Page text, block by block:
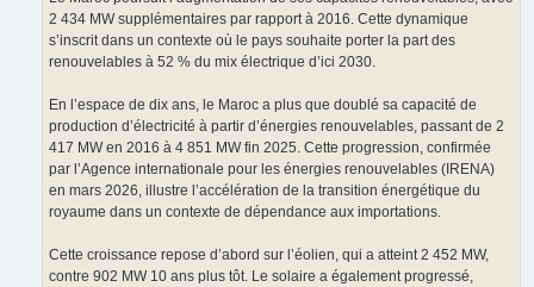
2 434 MW supplémentaires par rapport à 2016. Cette dynamique
s’inscrit dans un contexte où le pays souhaite porter la part des
renouvelables à 52 % du mix électrique d’ici 2030.
En l’espace de dix ans, le Maroc a plus que doublé sa capacité de
production d’électricité à partir d’énergies renouvelables, passant de 2
417 MW en 2016 à 4 851 MW fin 2025. Cette progression, confirmée
par l’Agence internationale pour les énergies renouvelables (IRENA)
en mars 2026, illustre l’accélération de la transition énergétique du
royaume dans un contexte de dépendance aux importations.
Cette croissance repose d’abord sur l’éolien, qui a atteint 2 452 MW,
contre 902 MW 10 ans plus tôt. Le solaire a également progressé,